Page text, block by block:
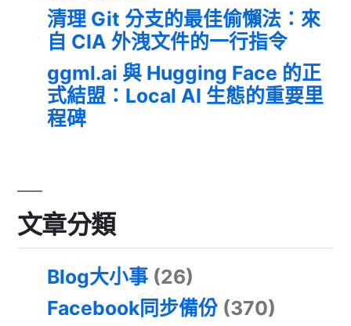
清理 Git 分支的最佳偷懶法：來
自 CIA 外洩文件的一行指令
ggml.ai 與 Hugging Face 的正
式結盟：Local AI 生態的重要里
程碑
文章分類
Blog大小事 (26)
Facebook同步備份 (370)